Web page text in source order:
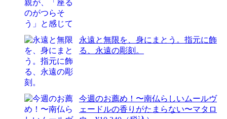
永遠と無限を、身にまとう。指元に飾
る、永遠の彫刻。
今週のお薦め！〜南仏らしいムールヴ
ェードルの香りがたまらない〜マタロ